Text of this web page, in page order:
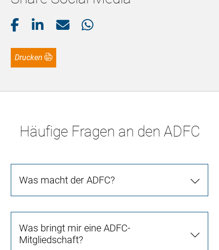
Drucken
Häufige Fragen an den ADFC
Was macht der ADFC?
Was bringt mir eine ADFC-
Mitgliedschaft?